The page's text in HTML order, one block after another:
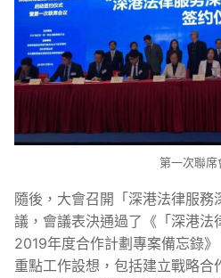
第一次聯席
隨後，大會召開「深港法律服
議，會議表決通過了《「深港法
2019年度合作計劃專案備忘錄
重點工作設想，包括建立戰略合